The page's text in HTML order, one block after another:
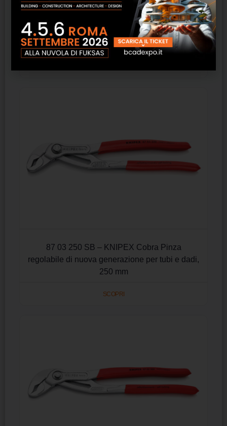
87 03 250 – KNIPEX Cobra Pinza regolabile di
nuova generazione per tubi e dadi, 250 mm
87 03 250 SB – KNIPEX Cobra Pinza
regolabile di nuova generazione per tubi e dadi,
250 mm
SCOPRI